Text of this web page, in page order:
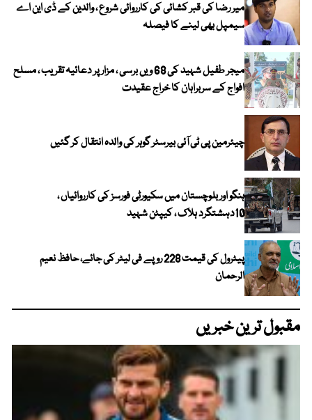
میر رضا کی قبر کشائی کی کارروائی شروع ، والدین کے ڈی این اے
سیمپل بھی لینے کا فیصلہ
میجر طفیل شہید کی 68 ویں برسی ، مزار پر دعائیہ تقریب ، مسلح
افواج کے سربراہان کا خراج عقیدت
چیئرمین پی ٹی آئی بیرسٹر گوہر کی والدہ انتقال کر گئیں
ہنگو اور بلوچستان میں سکیورٹی فورسز کی کارروائیاں ،
10دہشتگرد ہلاک ، کیپٹن شہید
پیٹرول کی قیمت 228 روپے فی لیٹر کی جائے، حافظ نعیم
الرحمان
مقبول ترین خبریں